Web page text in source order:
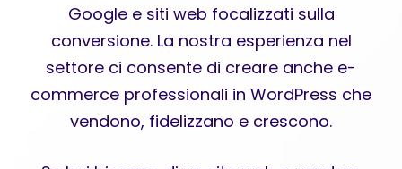
Google e siti web focalizzati sulla
conversione. La nostra esperienza nel
settore ci consente di creare anche e-
commerce professionali in WordPress che
vendono, fidelizzano e crescono.